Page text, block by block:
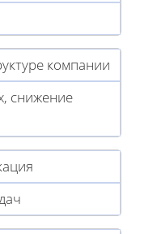
компании
снижение